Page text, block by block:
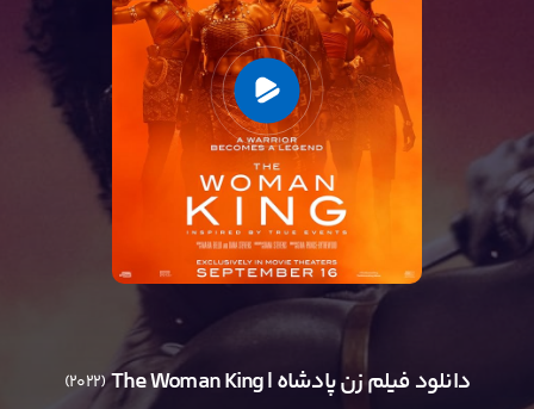
دانلود فیلم زن پادشاه | The Woman King (2022)